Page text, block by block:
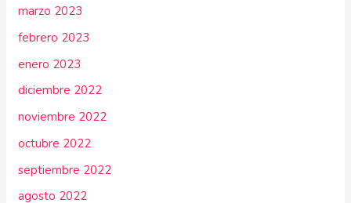
marzo 2023
febrero 2023
enero 2023
diciembre 2022
noviembre 2022
octubre 2022
septiembre 2022
agosto 2022